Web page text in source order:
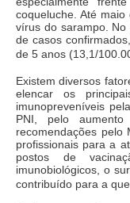
coqueluche. Até
vírus do sarampo.
de casos
de 5 anos (13,1/
Existem diversos
elencar os
imunopreveníveis
PNI, pelo
recomendações pelo
profissionais para a
postos de
imunobiológicos, o
contribuído para a